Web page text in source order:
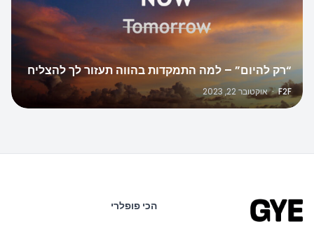
“רק להיום” – למה התמקדות בהווה תעזור לך להצליח
F2F
· אוקטובר 22, 2023
הכי פופלרי